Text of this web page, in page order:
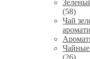
(58)
Чай
Чайные
(26)